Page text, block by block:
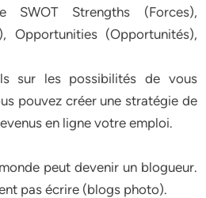
SWOT Strengths (Forces),
Opportunities (Opportunités),
sur les possibilités de vous
pouvez créer une stratégie de
en ligne votre emploi.
peut devenir un blogueur.
pas écrire (blogs photo).